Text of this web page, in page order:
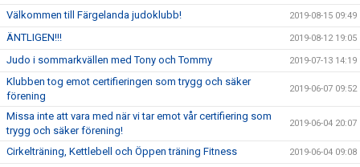
Välkommen till Färgelanda judoklubb! 2019-08-15 09:49
ÄNTLIGEN!!! 2019-08-12 19:05
Judo i sommarkvällen med Tony och Tommy 2019-07-13 14:19
Klubben tog emot certifieringen som trygg och säker
förening
2019-06-07 09:52
Missa inte att vara med när vi tar emot vår certifiering som
trygg och säker förening!
2019-06-04 20:07
Cirkelträning, Kettlebell och Öppen träning Fitness 2019-06-04 09:08